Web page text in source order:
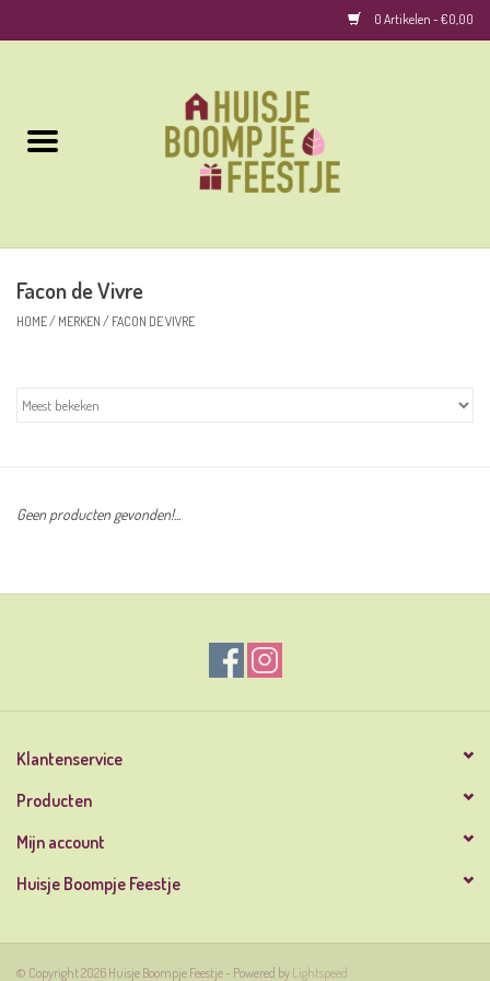
0 Artikelen - €0,00
Woonaccessoires
Facon de Vivre
HOME/ MERKEN / FACON DE VIVRE
Geen producten gevonden!...
Klantenservice
Producten
Mijn account
Huisje Boompje Feestje
© Copyright 2026 Huisje Boompje Feestje - Powered by Lightspeed